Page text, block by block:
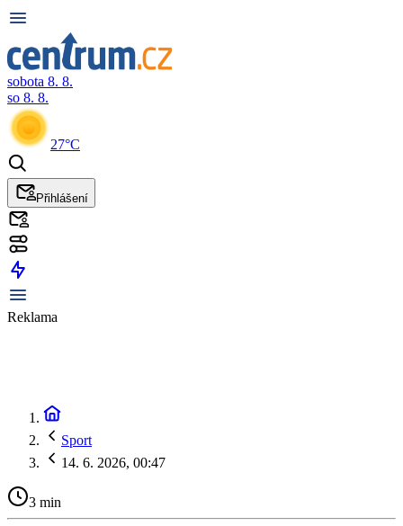
sobota 8. 8.
so 8. 8.
27°C
Přihlášení
Reklama
Sport
14. 6. 2026, 00:47
3 min